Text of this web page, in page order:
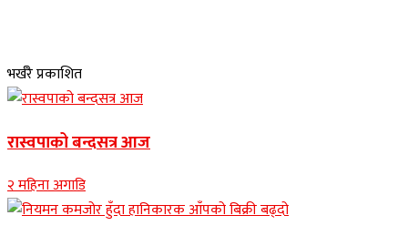
भर्खरै प्रकाशित
रास्वपाको बन्दसत्र आज
२ महिना अगाडि